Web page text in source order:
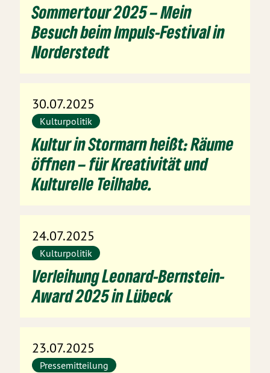
Sommertour 2025 – Mein
Besuch beim Impuls-Festival in
Norderstedt
30.07.2025
Kulturpolitik
Kultur in Stormarn heißt: Räume
öffnen – für Kreativität und
Kulturelle Teilhabe.
24.07.2025
Kulturpolitik
Verleihung Leonard-Bernstein-
Award 2025 in Lübeck
23.07.2025
Pressemitteilung